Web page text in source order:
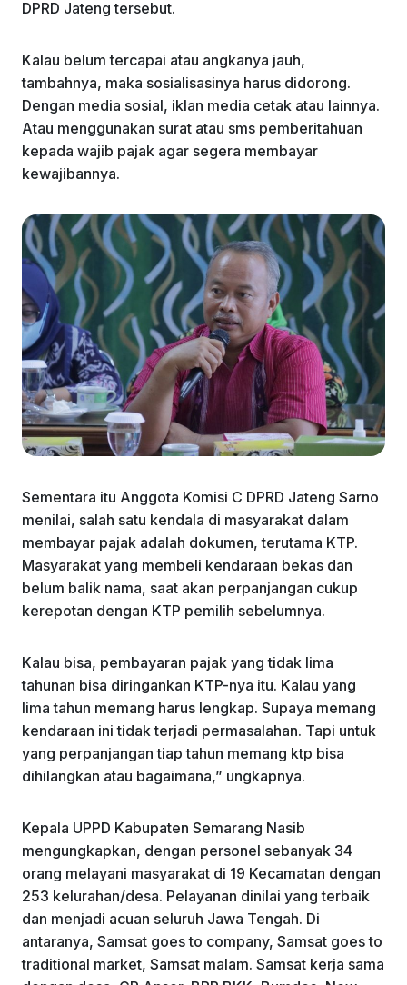
DPRD Jateng tersebut.
Kalau belum tercapai atau angkanya jauh,
tambahnya, maka sosialisasinya harus didorong.
Dengan media sosial, iklan media cetak atau lainnya.
Atau menggunakan surat atau sms pemberitahuan
kepada wajib pajak agar segera membayar
kewajibannya.
Sementara itu Anggota Komisi C DPRD Jateng Sarno
menilai, salah satu kendala di masyarakat dalam
membayar pajak adalah dokumen, terutama KTP.
Masyarakat yang membeli kendaraan bekas dan
belum balik nama, saat akan perpanjangan cukup
kerepotan dengan KTP pemilih sebelumnya.
Kalau bisa, pembayaran pajak yang tidak lima
tahunan bisa diringankan KTP-nya itu. Kalau yang
lima tahun memang harus lengkap. Supaya memang
kendaraan ini tidak terjadi permasalahan. Tapi untuk
yang perpanjangan tiap tahun memang ktp bisa
dihilangkan atau bagaimana,” ungkapnya.
Kepala UPPD Kabupaten Semarang Nasib
mengungkapkan, dengan personel sebanyak 34
orang melayani masyarakat di 19 Kecamatan dengan
253 kelurahan/desa. Pelayanan dinilai yang terbaik
dan menjadi acuan seluruh Jawa Tengah. Di
antaranya, Samsat goes to company, Samsat goes to
traditional market, Samsat malam. Samsat kerja sama